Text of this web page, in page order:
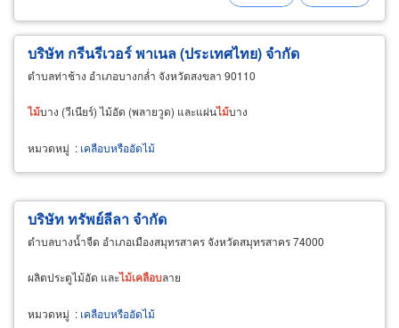
บริษัท กรีนรีเวอร์ พาเนล (ประเทศไทย) จำกัด
ตำบลท่าช้าง อำเภอบางกล่ำ จังหวัดสงขลา 90110
ไม้บาง (วีเนียร์) ไม้อัด (พลายวูด) และแผ่นไม้บาง
หมวดหมู่ : เคลือบหรืออัดไม้
บริษัท ทรัพย์ลีลา จำกัด
ตำบลบางน้ำจืด อำเภอเมืองสมุทรสาคร จังหวัดสมุทรสาคร 74000
ผลิตประตูไม้อัด และไม้เคลือบลาย
หมวดหมู่ : เคลือบหรืออัดไม้